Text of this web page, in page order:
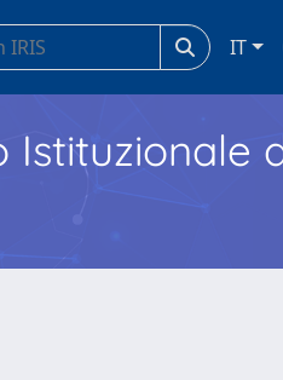
IT
Istituzionale